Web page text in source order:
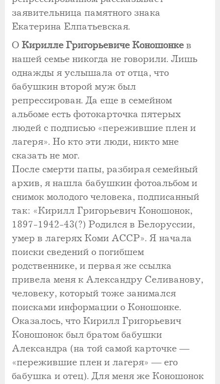
заявительница памятного знака
Екатерина Елпатьевская.
О Кирилле Григорьевиче Коношонке в
нашей семье никогда не говорили. Лишь
однажды я услышала от отца, что
бабушкин второй муж был
репрессирован. Да еще в семейном
альбоме есть фотокарточка пятерых
людей с подписью «пережившие плен и
лагеря». Но кто эти люди, никто мне
сказать не мог.
После смерти папы, разбирая семейный
архив, я нашла бабушкин фотоальбом и
снимок молодого человека, подписанный
так: «Кирилл Григорьевич Коношонок,
1897-1942-43(?) Родился в Белоруссии,
умер в лагерях Коми АССР». Я начала
поиски сведений о погибшем
родственнике, и первая же ссылка
привела меня к Александру Селиванову,
человеку, который тоже занимался
поисками информации о Коношонке.
Оказалось, что Кирилл Григорьевич
Коношонок был братом бабушки
Александра (на той самой карточке —
«пережившие плен и лагеря» — его
бабушка и отец). Для меня же Коношонок